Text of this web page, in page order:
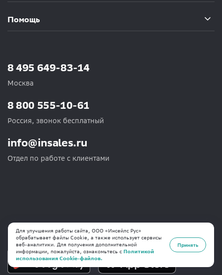
Помощь
8 495 649-83-14
Москва
info@insales.ru
Отдел по работе с клиентами
8 800 555-10-61
Россия, звонок бесплатный
Мобильное приложение
Для улучшения работы сайта, ООО «Инсейлс Рус»
обрабатывает файлы Cookie, а также использует сервисы
веб-аналитики. Для получения дополнительной
информации, пожалуйста, ознакомьтесь с Политикой
использования Cookie-файлов.
Принять